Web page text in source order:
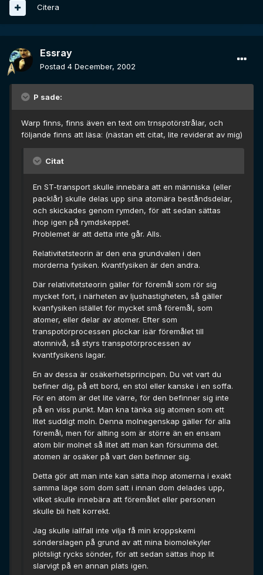
Citera
Essray
Postad 4 December, 2002
P sade:
Warp finns, finns även en text om trnspotörstrålar, och
följande finns att läsa: (nästan ett citat, lite reviderat av mig)
Citat
En ST-transport skulle innebära att en människa (eller
packlår) skulle delas upp sina atomära beståndsdelar,
och skickades genom rymden, för att sedan sättas
ihop igen på rymdskeppet.
Problemet är att detta inte går. Alls.
Relativitetsteorin är den ena grundvalen i den
morderna fysiken. Kvantfysiken är den andra.
Där relativitetsteorin gäller för föremål som rör sig
mycket fort, i närheten av ljushastigheten, så gäller
kvanfysiken istället för mycket små föremål, som
atomer, eller delar av atomer. Efter som
transpotörprocessen plockar isär föremålet till
atomnivå, så styrs transpotörprocessen av
kvantfysikens lagar.
En av dessa är osäkerhetsprincipen. Du vet vart du
befiner dig, på ett bord, en stol eller kanske i en soffa.
För en atom är det lite värre, för den befinner sig inte
på en viss punkt. Man kna tänka sig atomen som ett
litet suddigt moln. Denna molnegenskap gäller för alla
föremål, men för allting som är större än en ensam
atom blir molnet så litet att man kan försumma det.
atomen är osäker på vart den befinner sig.
Detta gör att man inte kan sätta ihop atomerna i exakt
samma läge som dom satt i innan dom delades upp,
vilket skulle innebära att föremålet eller personen
skulle bli helt korrekt.
Jag skulle iallfall inte vilja få min kroppskemi
sönderslagen på grund av att mina biomolekyler
plötsligt rycks sönder, för att sedan sättas ihop lit
slarvigt på en annan plats igen.